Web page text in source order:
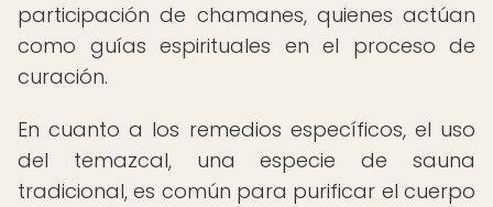
participación de chamanes, quienes actúan
como guías espirituales en el proceso de
curación.
En cuanto a los remedios específicos, el uso
del temazcal, una especie de sauna
tradicional, es común para purificar el cuerpo